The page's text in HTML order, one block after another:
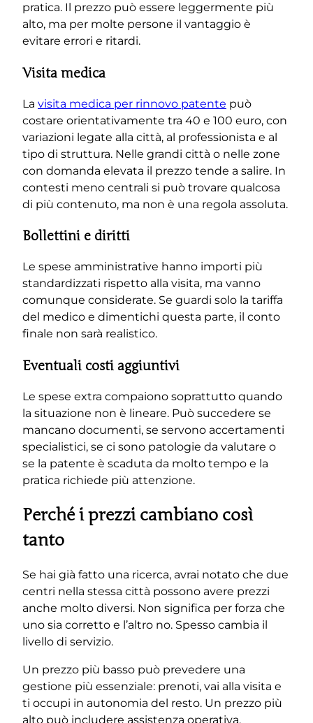
pratica. Il prezzo può essere leggermente più
alto, ma per molte persone il vantaggio è
evitare errori e ritardi.
Visita medica
La visita medica per rinnovo patente può
costare orientativamente tra 40 e 100 euro, con
variazioni legate alla città, al professionista e al
tipo di struttura. Nelle grandi città o nelle zone
con domanda elevata il prezzo tende a salire. In
contesti meno centrali si può trovare qualcosa
di più contenuto, ma non è una regola assoluta.
Bollettini e diritti
Le spese amministrative hanno importi più
standardizzati rispetto alla visita, ma vanno
comunque considerate. Se guardi solo la tariffa
del medico e dimentichi questa parte, il conto
finale non sarà realistico.
Eventuali costi aggiuntivi
Le spese extra compaiono soprattutto quando
la situazione non è lineare. Può succedere se
mancano documenti, se servono accertamenti
specialistici, se ci sono patologie da valutare o
se la patente è scaduta da molto tempo e la
pratica richiede più attenzione.
Perché i prezzi cambiano così
tanto
Se hai già fatto una ricerca, avrai notato che due
centri nella stessa città possono avere prezzi
anche molto diversi. Non significa per forza che
uno sia corretto e l’altro no. Spesso cambia il
livello di servizio.
Un prezzo più basso può prevedere una
gestione più essenziale: prenoti, vai alla visita e
ti occupi in autonomia del resto. Un prezzo più
alto può includere assistenza operativa,